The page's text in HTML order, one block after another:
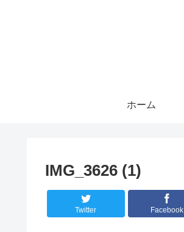
ホーム
IMG_3626 (1)
Twitter Facebook